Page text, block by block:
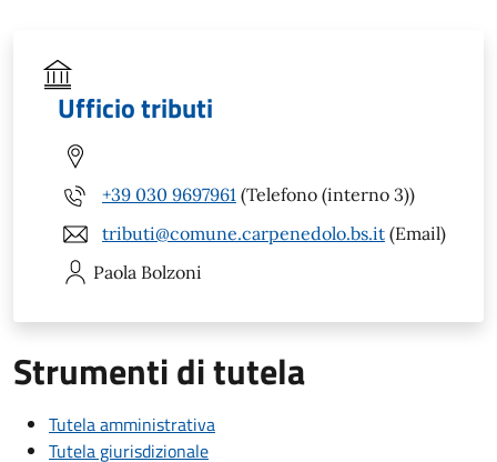
Ufficio tributi
+39 030 9697961 (Telefono (interno 3))
tributi@comune.carpenedolo.bs.it (Email)
Paola Bolzoni
Strumenti di tutela
Tutela amministrativa
Tutela giurisdizionale